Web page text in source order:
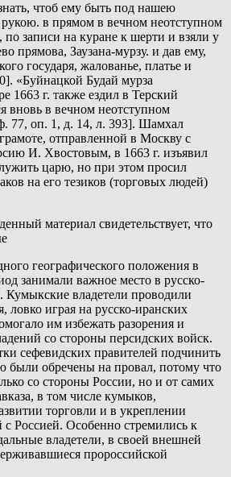
чтоб ему быть под нашею
в прямом в вечном неотступном
по записи на куране к шерти и взяли у
прямова, Заузана-мурзу. и дав ему,
государя, жалованье, платье и
«Буйнацкой Будай мурза
1663 г. также ездил в Терский
вновь в вечном неотступном
77, оп. 1, д. 14, л. 393]. Шамхал
отправленной в Москву с
И. Хвостовым, в 1663 г. изъявил
царю, но при этом просил
на его тезиков (торговых людей)
материал свидетельствует, что
географического положения в
занимали важное место в русско-
Кумыкские владетели проводили
ловко играя на русско-иранских
им избежать разорения и
со стороны персидских войск.
сефевидских правителей подчинить
были обречены на провал, потому что
со стороны России, но и от самих
в том числе кумыков,
торговли и в укреплении
с Россией. Особенно стремились к
владетели, в своей внешней
пророссийской